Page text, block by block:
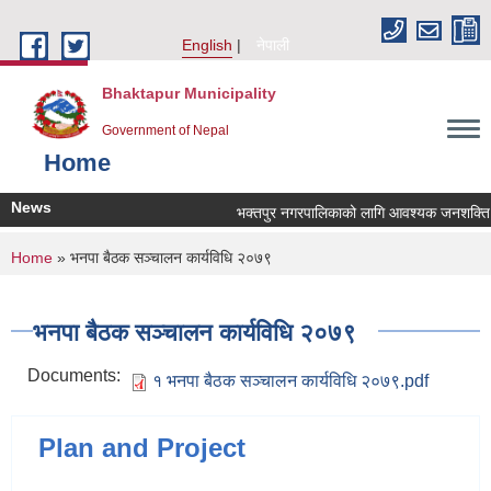
English
नेपाली
Bhaktapur Municipality
Government of Nepal
Home
News भक्तपुर नगरपालिकाको लागि आवश्यक जनशक्ति
You are here
Home » भनपा बैठक सञ्चालन कार्यविधि २०७९
भनपा बैठक सञ्चालन कार्यविधि २०७९
Documents: १ भनपा बैठक सञ्चालन कार्यविधि २०७९.pdf
Plan and Project